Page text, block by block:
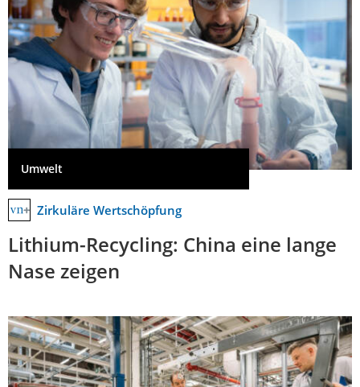
Umwelt
Zirkuläre Wertschöpfung
Lithium-Recycling: China eine lange
Nase zeigen